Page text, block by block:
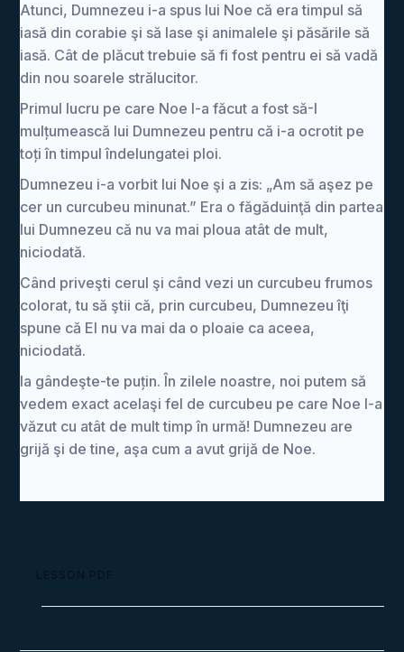
Atunci, Dumnezeu i-a spus lui Noe că era timpul să
iasă din corabie şi să lase şi animalele şi păsările să
iasă. Cât de plăcut trebuie să fi fost pentru ei să vadă
din nou soarele strălucitor.
Primul lucru pe care Noe l-a făcut a fost să-I
mulțumească lui Dumnezeu pentru că i-a ocrotit pe
toți în timpul îndelungatei ploi.
Dumnezeu i-a vorbit lui Noe şi a zis: „Am să aşez pe
cer un curcubeu minunat.” Era o făgăduinţă din partea
lui Dumnezeu că nu va mai ploua atât de mult,
niciodată.
Când priveşti cerul şi când vezi un curcubeu frumos
colorat, tu să ştii că, prin curcubeu, Dumnezeu îţi
spune că El nu va mai da o ploaie ca aceea,
niciodată.
Ia gândeşte-te puțin. În zilele noastre, noi putem să
vedem exact acelaşi fel de curcubeu pe care Noe l-a
văzut cu atât de mult timp în urmă! Dumnezeu are
grijă şi de tine, aşa cum a avut grijă de Noe.
LESSON PDF